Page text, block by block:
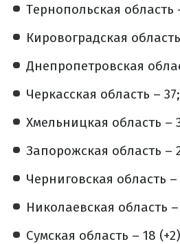
Тернопольская область
Кировоградская
Днепропетровская
Черкасская область – 37;
Хмельницкая область –
Запорожская область –
Черниговская область –
Николаевская область –
Сумская область – 18